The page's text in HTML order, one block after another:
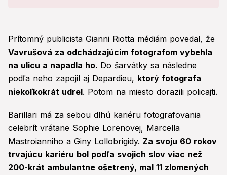
Prítomný publicista Gianni Riotta médiám povedal, že
Vavrušová za odchádzajúcim fotografom vybehla
na ulicu a napadla ho. Do šarvátky sa následne
podľa neho zapojil aj Depardieu, ktorý fotografa
niekoľkokrát udrel. Potom na miesto dorazili policajti.
Barillari má za sebou dlhú kariéru fotografovania
celebrít vrátane Sophie Lorenovej, Marcella
Mastroianniho a Giny Lollobrigidy. Za svoju 60 rokov
trvajúcu kariéru bol podľa svojich slov viac než
200-krát ambulantne ošetrený, mal 11 zlomených